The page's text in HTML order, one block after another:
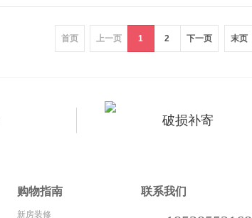
首页 上一页 1 2 下一页 末页
破损补寄
购物指南
新房装修
联系我们